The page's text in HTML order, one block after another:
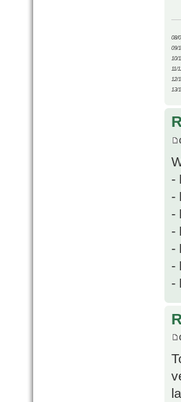
08/
09/
10/
11/
12/
13/
-
-
-
-
-
-
-